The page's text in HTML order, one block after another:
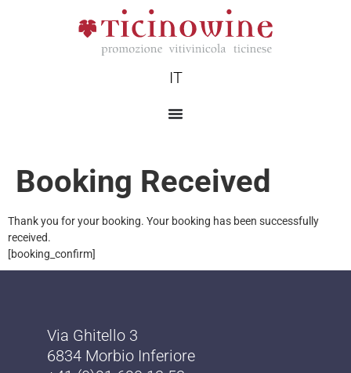
IT
Booking Received
Thank you for your booking. Your booking has been successfully
received.
[booking_confirm]
Via Ghitello 3
6834 Morbio Inferiore